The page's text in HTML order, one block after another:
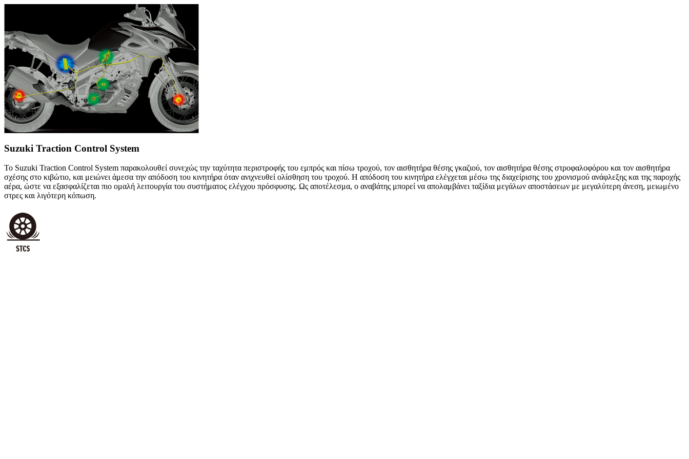
Suzuki Traction Control System
Το Suzuki Traction Control System παρακολουθεί συνεχώς την ταχύτητα περιστροφής του εμπρός και πίσω τροχού, τον αισθητήρα θέσης γκαζιού, τον αισθητήρα θέσης στροφαλοφόρου και τον αισθητήρα
σχέσης στο κιβώτιο, και μειώνει άμεσα την απόδοση του κινητήρα όταν ανιχνευθεί ολίσθηση του τροχού. Η απόδοση του κινητήρα ελέγχεται μέσω της διαχείρισης του χρονισμού ανάφλεξης και της παροχής
αέρα, ώστε να εξασφαλίζεται πιο ομαλή λειτουργία του συστήματος ελέγχου πρόσφυσης. Ως αποτέλεσμα, ο αναβάτης μπορεί να απολαμβάνει ταξίδια μεγάλων αποστάσεων με μεγαλύτερη άνεση, μειωμένο
στρες και λιγότερη κόπωση.